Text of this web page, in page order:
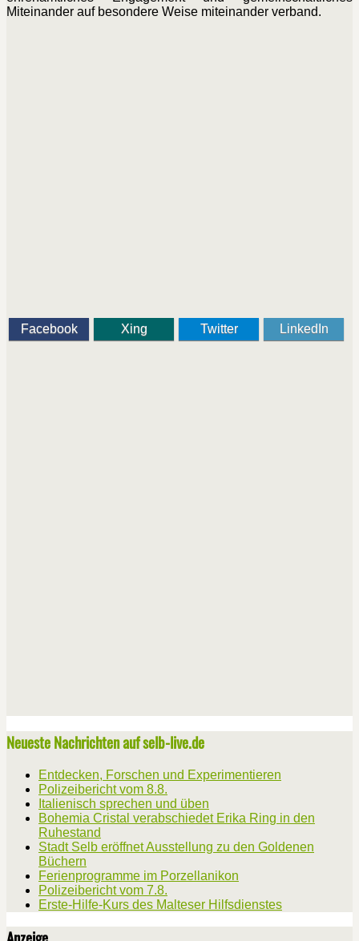
Miteinander auf besondere Weise miteinander verband.
Facebook Xing Twitter LinkedIn
Neueste Nachrichten auf selb-live.de
Entdecken, Forschen und Experimentieren
Polizeibericht vom 8.8.
Italienisch sprechen und üben
Bohemia Cristal verabschiedet Erika Ring in den
Ruhestand
Stadt Selb eröffnet Ausstellung zu den Goldenen
Büchern
Ferienprogramme im Porzellanikon
Polizeibericht vom 7.8.
Erste-Hilfe-Kurs des Malteser Hilfsdienstes